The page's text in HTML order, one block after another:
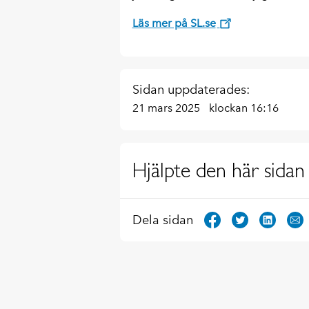
Läs mer på SL.se
Sidan uppdaterades:
21 mars 2025 klockan 16:16
Hjälpte den här sidan
Dela sidan